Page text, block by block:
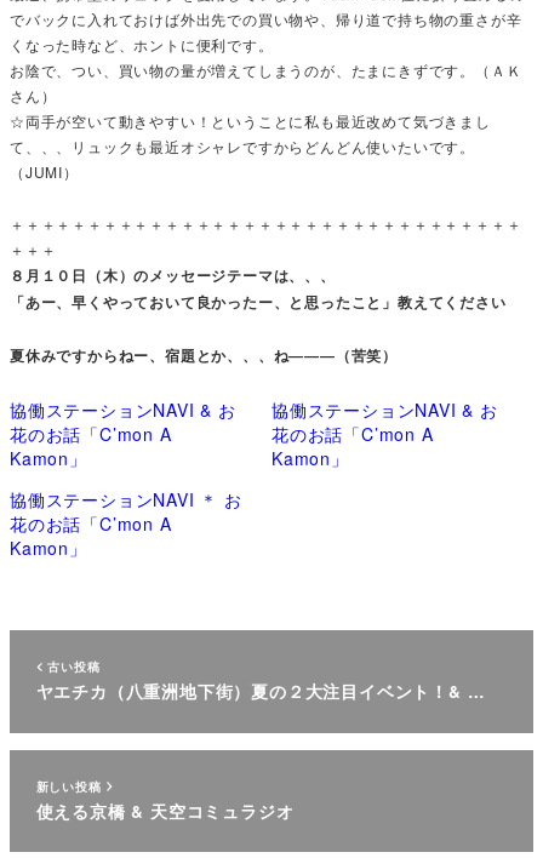
でバックに入れておけば外出先での買い物や、帰り道で持ち物の重さが辛
くなった時など、ホントに便利です。
お陰で、つい、買い物の量が増えてしまうのが、たまにきずです。（ＡＫ
さん）
☆両手が空いて動きやすい！ということに私も最近改めて気づきまし
て、、、リュックも最近オシャレですからどんどん使いたいです。
（JUMI）
＋＋＋＋＋＋＋＋＋＋＋＋＋＋＋＋＋＋＋＋＋＋＋＋＋＋＋＋＋＋＋＋＋
＋＋＋
８月１０日（木）のメッセージテーマは、、、
「あー、早くやっておいて良かったー、と思ったこと」教えてください
夏休みですからねー、宿題とか、、、ね―――（苦笑）
協働ステーションNAVI & お
花のお話「C’mon A
Kamon」
協働ステーションNAVI & お
花のお話「C’mon A
Kamon」
協働ステーションNAVI ＊ お
花のお話「C’mon A
Kamon」
古い投稿
ヤエチカ（八重洲地下街）夏の２大注目イベント！& …
新しい投稿
使える京橋 & 天空コミュラジオ